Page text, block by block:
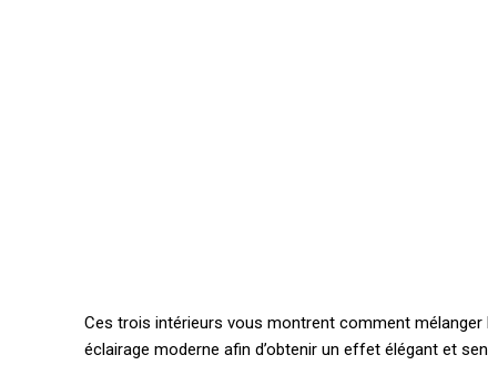
Ces trois intérieurs vous montrent comment mélanger
éclairage moderne afin d’obtenir un effet élégant et